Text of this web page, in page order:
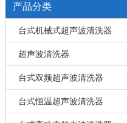
产品分类
台式机械式超声波清洗器
超声波清洗器
台式双频超声波清洗器
台式恒温超声波清洗器